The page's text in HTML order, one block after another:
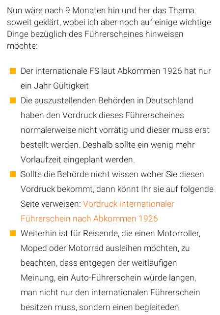
Nun wäre nach 9 Monaten hin und her das Thema
soweit geklärt, wobei ich aber noch auf einige wichtige
Dinge bezüglich des Führerscheines hinweisen
möchte:
Der internationale FS laut Abkommen 1926 hat nur
ein Jahr Gültigkeit
Die auszustellenden Behörden in Deutschland
haben den Vordruck dieses Führerscheines
normalerweise nicht vorrätig und dieser muss erst
bestellt werden. Deshalb sollte ein wenig mehr
Vorlaufzeit eingeplant werden.
Sollte die Behörde nicht wissen woher Sie diesen
Vordruck bekommt, dann könnt Ihr sie auf folgende
Seite verweisen: Vordruck internationaler
Führerschein nach Abkommen 1926
Weiterhin ist für Reisende, die einen Motorroller,
Moped oder Motorrad ausleihen möchten, zu
beachten, dass entgegen der weitläufigen
Meinung, ein Auto-Führerschein würde langen,
man nicht nur den internationalen Führerschein
besitzen muss, sondern einen begleiteden